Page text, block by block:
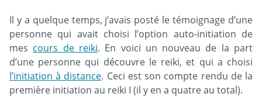
Il y a quelque temps, j’avais posté le témoignage d’une
personne qui avait choisi l’option auto-initiation de
mes cours de reiki. En voici un nouveau de la part
d’une personne qui découvre le reiki, et qui a choisi
l’initiation à distance. Ceci est son compte rendu de la
première initiation au reiki I (il y en a quatre au total).